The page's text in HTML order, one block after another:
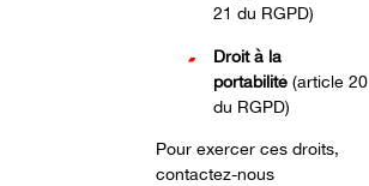
21 du RGPD)
Droit à la
portabilité (article 20
du RGPD)
Pour exercer ces droits,
contactez-nous